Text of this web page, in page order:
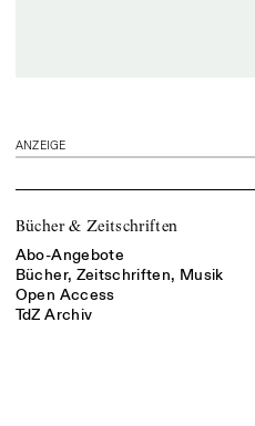
ANZEIGE
Bücher & Zeitschriften
Abo-Angebote
Bücher, Zeitschriften, Musik
Open Access
TdZ Archiv